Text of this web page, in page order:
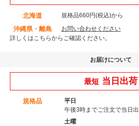
北海道 規格品660円(税込)から
沖縄県・離島
お問い合わせください
詳しくはこちらからご確認ください。
お届けについて
最短 当日出荷
規格品
平日
午後3時までご注文で当日
土曜